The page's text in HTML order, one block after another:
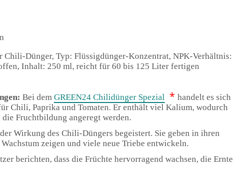
Chili-Dünger, Typ: Flüssigdünger-Konzentrat, NPK-Verhältnis:
Inhalt: 250 ml, reicht für 60 bis 125 Liter fertigen
Bei dem GREEN24 Chilidünger Spezial * handelt es sich
Chili, Paprika und Tomaten. Er enthält viel Kalium, wodurch
Fruchtbildung angeregt werden.
Wirkung des Chili-Düngers begeistert. Sie geben in ihren
zeigen und viele neue Triebe entwickeln.
berichten, dass die Früchte hervorragend wachsen, die Ernte